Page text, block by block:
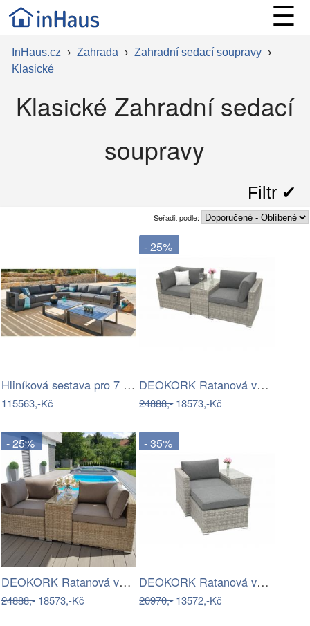
☰
InHaus.cz › Zahrada › Zahradní sedací soupravy ›
Klasické
Klasické Zahradní sedací
soupravy
Filtr ✔︎
Seřadit podle:
Hliníková sestava pro 7 osob MADRID …
115563,-Kč
- 25%
DEOKORK Ratanová variabilní sestava…
24888,-18573,-Kč
- 25%
DEOKORK Ratanová variabilní sestava…
24888,- 18573,-Kč
- 35%
DEOKORK Ratanová variabilní sestava…
20970,-13572,-Kč